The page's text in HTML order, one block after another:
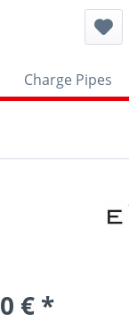
Charge Pipes
€ *